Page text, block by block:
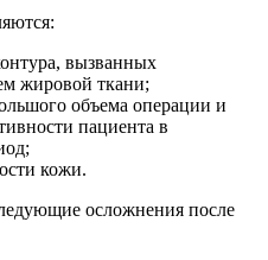
вызванных
жировой ткани;
объема операции и
пациента в
кожи.
осложнения после